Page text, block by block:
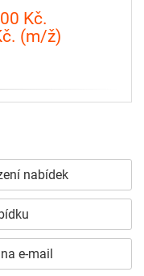
Kč.
(m/ž)
nabídek
e-mail